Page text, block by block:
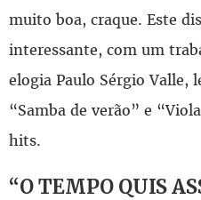
muito boa, craque. Este
interessante, com um
elogia Paulo Sérgio Valle,
“Samba de verão” e
hits.
“O TEMPO QUIS